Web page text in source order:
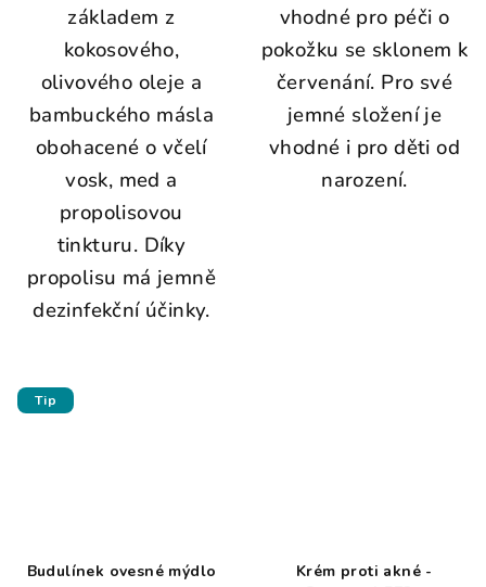
základem z
kokosového,
olivového oleje a
bambuckého másla
obohacené o včelí
vosk, med a
propolisovou
tinkturu. Díky
propolisu má jemně
dezinfekční účinky.
vhodné pro péči o
pokožku se sklonem k
červenání. Pro své
jemné složení je
vhodné i pro děti od
narození.
Tip
Budulínek ovesné mýdlo
Krém proti akné -